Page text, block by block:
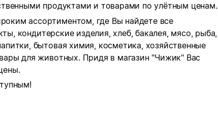
продуктами и товарами по улётным ценам.
ассортиментом, где Вы найдете все
кондитерские изделия, хлеб, бакалея, мясо, рыба,
бытовая химия, косметика, хозяйственные
для животных. Придя в магазин "Чижик" Вас